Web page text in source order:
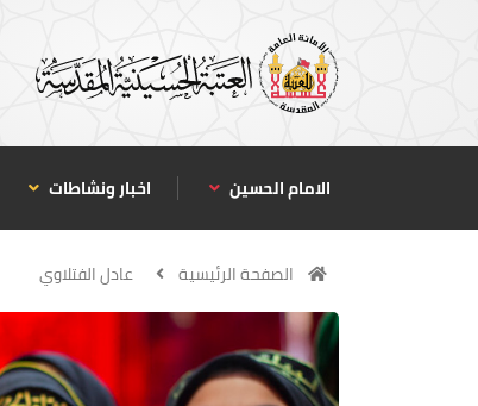
الامام الحسين اخبار ونشاطات
الصفحة الرئيسية عادل الفتلاوي